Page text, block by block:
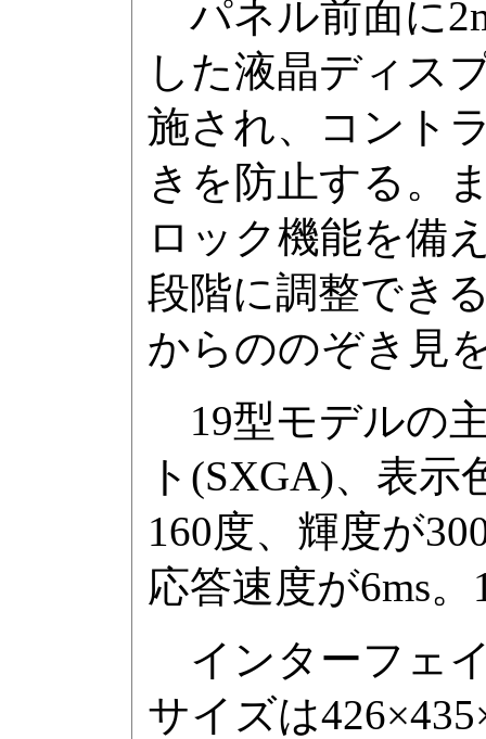
パネル前面に
した液晶ディス
施され、コント
きを防止する。
ロック機能を備
段階に調整でき
からののぞき見
19型モデルの
ト(SXGA)、表
160度、輝度が
応答速度が6ms
インターフェ
サイズは